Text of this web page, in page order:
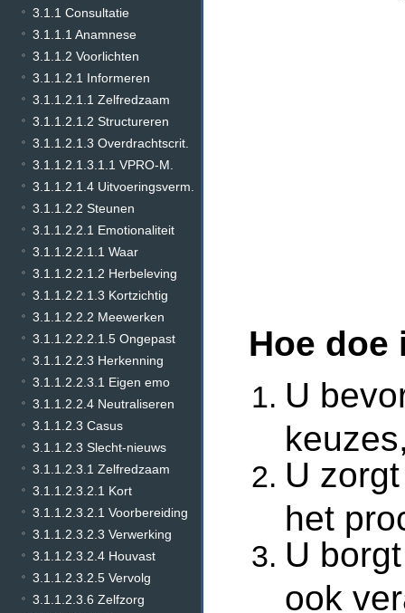
3.1.1 Consultatie
3.1.1.1 Anamnese
3.1.1.2 Voorlichten
3.1.1.2.1 Informeren
3.1.1.2.1.1 Zelfredzaam
3.1.1.2.1.2 Structureren
3.1.1.2.1.3 Overdrachtscrit.
3.1.1.2.1.3.1.1 VPRO-M.
3.1.1.2.1.4 Uitvoeringsverm.
3.1.1.2.2 Steunen
3.1.1.2.2.1 Emotionaliteit
3.1.1.2.2.1.1 Waar
3.1.1.2.2.1.2 Herbeleving
3.1.1.2.2.1.3 Kortzichtig
3.1.1.2.2.2 Meewerken
3.1.1.2.2.2.1.5 Ongepast
3.1.1.2.2.3 Herkenning
3.1.1.2.2.3.1 Eigen emo
3.1.1.2.2.4 Neutraliseren
3.1.1.2.3 Casus
3.1.1.2.3 Slecht-nieuws
3.1.1.2.3.1 Zelfredzaam
3.1.1.2.3.2.1 Kort
3.1.1.2.3.2.1 Voorbereiding
3.1.1.2.3.2.3 Verwerking
3.1.1.2.3.2.4 Houvast
3.1.1.2.3.2.5 Vervolg
3.1.1.2.3.6 Zelfzorg
Hoe doe
U
U
het
U
ook